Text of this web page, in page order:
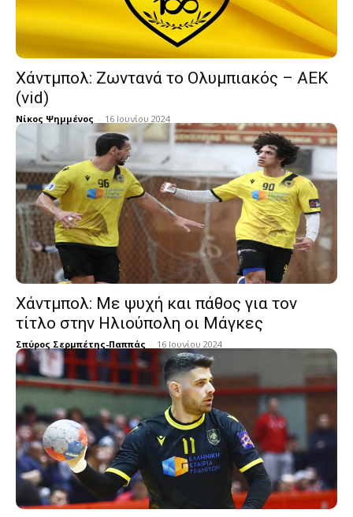
Χάντμπολ: Ζωντανά το Ολυμπιακός – ΑΕΚ
(vid)
Νίκος Ψημμένος - 16 Ιουνίου 2024
Χάντμπολ: Με ψυχή και πάθος για τον
τίτλο στην Ηλιούπολη οι Μάγκες
Σπύρος Σερμπέτης-Παππάς - 16 Ιουνίου 2024